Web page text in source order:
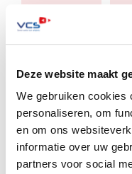
Deze website maakt
We gebruiken cookies
personaliseren, om
en om ons
informatie over uw
partners voor social
Zoeken op de